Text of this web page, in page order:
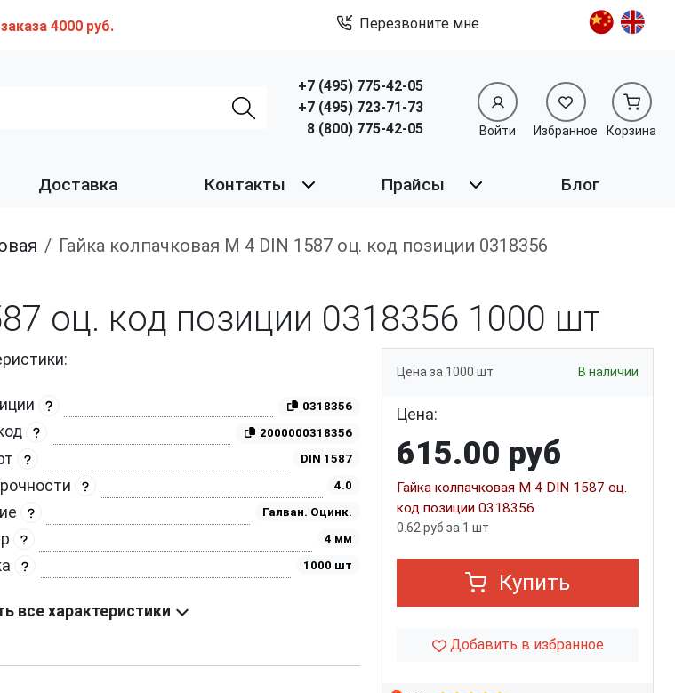
4000 руб. Перезвоните мне
+7 (495) 775-42-05
+7 (495) 723-71-73
8 (800) 775-42-05
Войти Избранное Корзина
Доставка Контакты Прайсы Блог
Гайка колпачковая М 4 DIN 1587 оц. код позиции 0318356
оц. код позиции 0318356 1000 шт
0318356
2000000318356
DIN 1587
4.0
Галван. Оцинк.
4 мм
1000 шт
все характеристики
Цена за 1000 шт В наличии
Цена:
615.00 руб
Гайка колпачковая М 4 DIN 1587 оц.
код позиции 0318356
0.62 руб за 1 шт
Купить
Добавить в избранное